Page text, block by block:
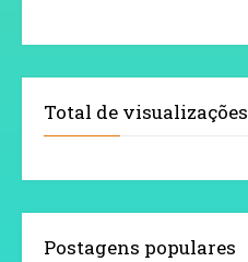
Total de visualizações
Postagens populares